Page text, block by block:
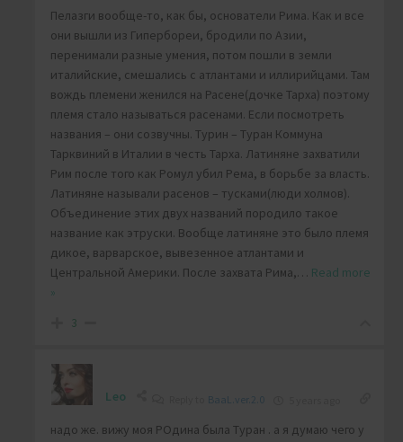
Пелазги вообще-то, как бы, основатели Рима. Как и все
они вышли из Гипербореи, бродили по Азии,
перенимали разные умения, потом пошли в земли
италийские, смешались с атлантами и иллирийцами. Там
вождь племени женился на Расене(дочке Тарха) поэтому
племя стало называться расенами. Если посмотреть
названия – они созвучны. Турин – Туран Коммуна
Тарквиний в Италии в честь Тарха. Латиняне захватили
Рим после того как Ромул убил Рема, в борьбе за власть.
Латиняне называли расенов – тусками(люди холмов).
Объединение этих двух названий породило такое
название как этруски. Вообще латиняне это было племя
дикое, варварское, вывезенное атлантами и
Центральной Америки. После захвата Рима,… Read more
»
3
Leo BaaL.ver.2.0
надо же. вижу моя РОдина была Туран . а я думаю чего у